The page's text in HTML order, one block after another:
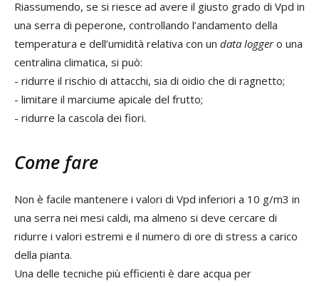
Riassumendo, se si riesce ad avere il giusto grado di Vpd in
una serra di peperone, controllando l’andamento della
temperatura e dell’umidità relativa con un data loggero una
centralina climatica, si può:
- ridurre il rischio di attacchi, sia di oidio che di ragnetto;
- limitare il marciume apicale del frutto;
- ridurre la cascola dei fiori.
Come fare
Non è facile mantenere i valori di Vpd inferiori a 10 g/m3 in
una serra nei mesi caldi, ma almeno si deve cercare di
ridurre i valori estremi e il numero di ore di stress a carico
della pianta.
Una delle tecniche più efficienti è dare acqua per